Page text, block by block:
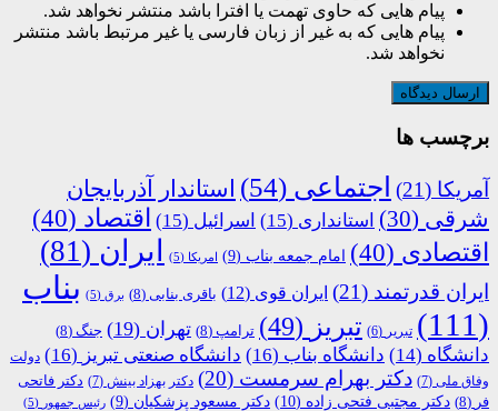
پیام هایی که حاوی تهمت یا افترا باشد منتشر نخواهد شد.
پیام هایی که به غیر از زبان فارسی یا غیر مرتبط باشد منتشر
نخواهد شد.
برچسب ها
آمریکا (21) اجتماعی (54)
استاندار آذربایجان
شرقی (30) استانداری (15) اسرائیل (15) اقتصاد (40)
اقتصادی (40) امام جمعه بناب (9) امریکا (5) ایران (81)
ایران قدرتمند (21) ایران قوی (12) باقری بنابی (8) برق (5)
بناب
(111)
تبریر (6) تبریز (49) ترامپ (8) تهران (19) جنگ (8)
دانشگاه (14) دانشگاه بناب (16) دانشگاه صنعتی تبریز (16)
دولت
وفاق ملی (7) دکتر بهرام سرمست (20) دکتر بهزاد بینش (7)
دکتر فاتحی
فر (8) دکتر مجتبی فتحی زاده (10) دکتر مسعود پزشکیان (9) رئیس جمهور (5)